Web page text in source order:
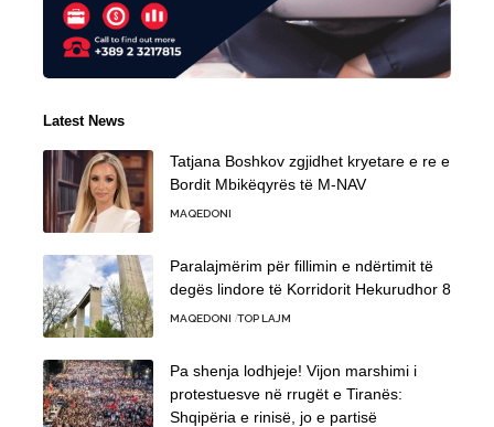
Latest News
Tatjana Boshkov zgjidhet kryetare e re e
Bordit Mbikëqyrës të M-NAV
MAQEDONI
Paralajmërim për fillimin e ndërtimit të
degës lindore të Korridorit Hekurudhor 8
MAQEDONI TOP LAJM
Pa shenja lodhjeje! Vijon marshimi i
protestuesve në rrugët e Tiranës:
Shqipëria e rinisë, jo e partisë